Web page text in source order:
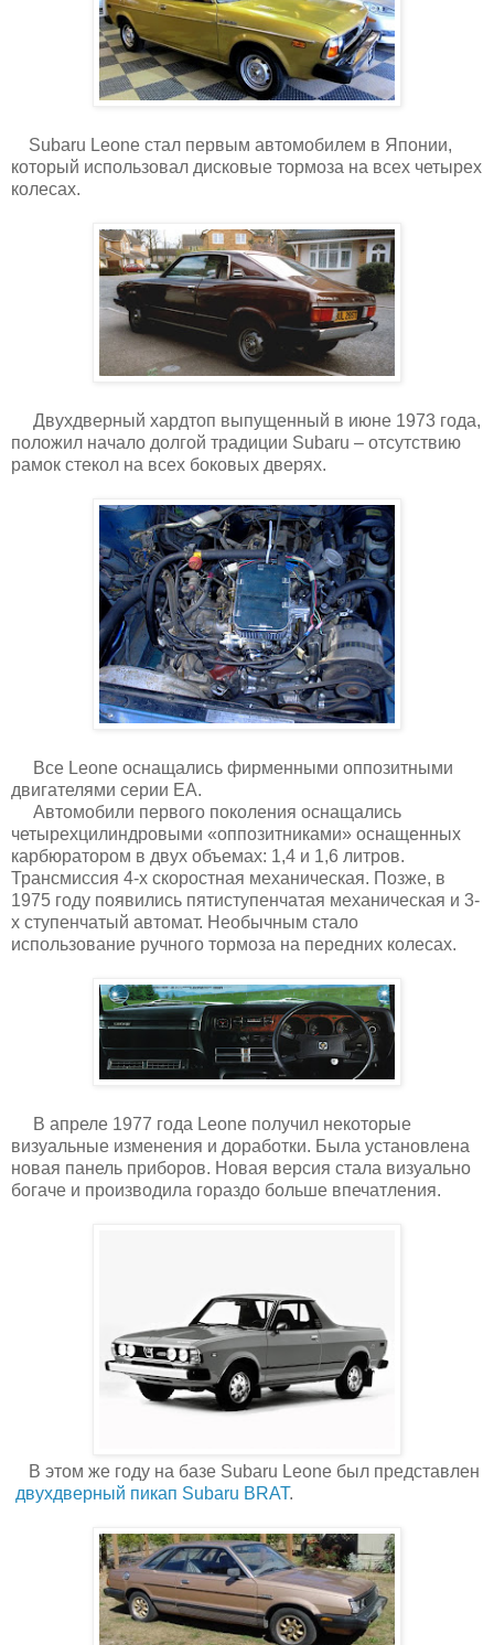
Subaru Leone стал первым автомобилем в Японии,
который использовал дисковые тормоза на всех четырех
колесах.
Двухдверный хардтоп выпущенный в июне 1973 года,
положил начало долгой традиции Subaru – отсутствию
рамок стекол на всех боковых дверях.
Все Leone оснащались фирменными оппозитными
двигателями серии ЕА.
Автомобили первого поколения оснащались
четырехцилиндровыми «оппозитниками» оснащенных
карбюратором в двух объемах: 1,4 и 1,6 литров.
Трансмиссия 4-х скоростная механическая. Позже, в
1975 году появились пятиступенчатая механическая и 3-
х ступенчатый автомат. Необычным стало
использование ручного тормоза на передних колесах.
В апреле 1977 года Leone получил некоторые
визуальные изменения и доработки. Была установлена
новая панель приборов. Новая версия стала визуально
богаче и производила гораздо больше впечатления.
В этом же году на базе Subaru Leone был представлен
двухдверный пикап Subaru BRAT.